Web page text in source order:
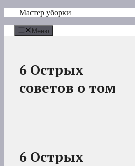
Перейти
содержимому
Мастер уборки
Меню
6 Острых
советов о том
6 Острых